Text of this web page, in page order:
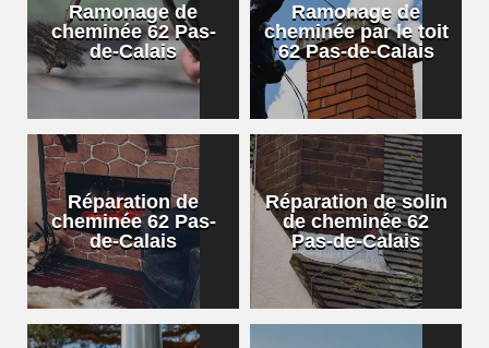
Ramonage de
cheminée 62 Pas-
de-Calais
Ramonage de
cheminée par le toit
62 Pas-de-Calais
Réparation de
cheminée 62 Pas-
de-Calais
Réparation de solin
de cheminée 62
Pas-de-Calais